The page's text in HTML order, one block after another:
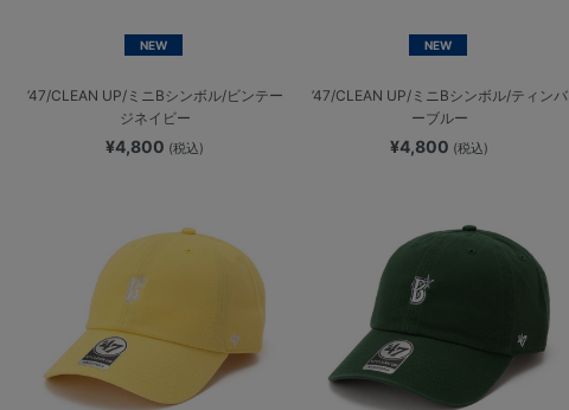
NEW
’47/CLEAN UP/ミニBシンボル/ビンテー
ジネイビー
¥4,800 (税込)
NEW
’47/CLEAN UP/ミニBシンボル/ティンバ
ーブルー
¥4,800 (税込)